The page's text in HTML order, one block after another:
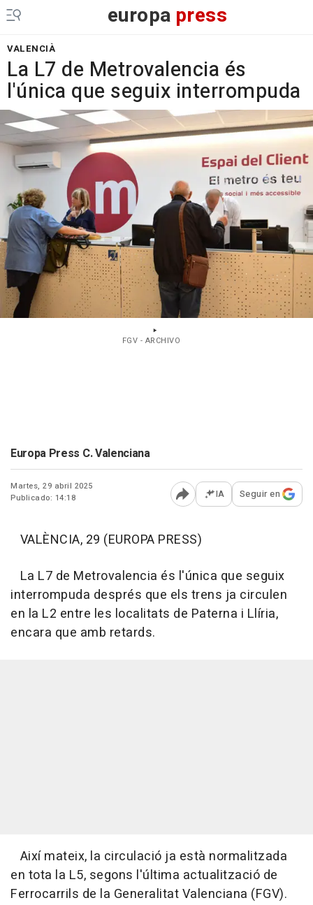
europa press
VALENCIÀ
La L7 de Metrovalencia és
l'única que seguix interrompuda
FGV - ARCHIVO
Europa Press C. Valenciana
Martes, 29 abril 2025
Publicado: 14:18
Abrir opciones para
IA Seguir en
VALÈNCIA, 29 (EUROPA PRESS)
La L7 de Metrovalencia és l'única que seguix
interrompuda després que els trens ja circulen
en la L2 entre les localitats de Paterna i Llíria,
encara que amb retards.
Així mateix, la circulació ja està normalitzada
en tota la L5, segons l'última actualització de
Ferrocarrils de la Generalitat Valenciana (FGV).